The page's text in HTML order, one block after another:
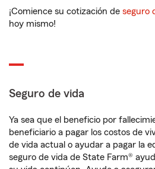
¡Comience su cotización de seguro
hoy mismo!
Seguro de vida
Ya sea que el beneficio por
beneficiario a pagar los costos de
de vida actual o ayudar a pagar la
seguro de vida de State Farm®